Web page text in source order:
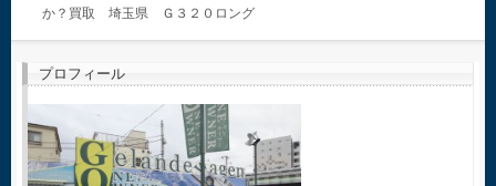
か？買取 埼玉県 Ｇ３２０ロング
プロフィール